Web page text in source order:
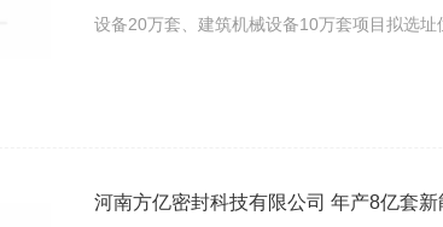
设备20万套、建筑机械设备10万套项目拟选址
河南方亿密封科技有限公司 年产8亿套